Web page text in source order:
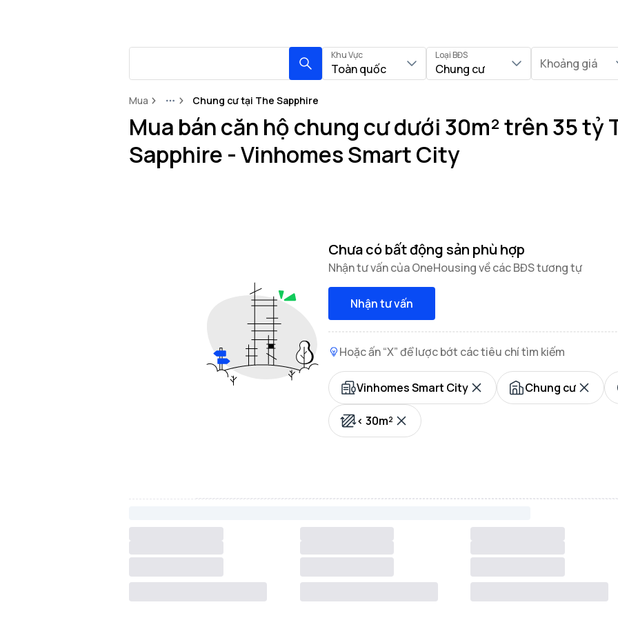
Khu Vực
Toàn quốc
Loại BĐS
Chung cư Khoảng giá
Mua MoreChung cư tại The Sapphire
Mua bán căn hộ chung cư dưới 30m² trên 35 tỷ
Sapphire - Vinhomes Smart City
Chưa có bất động sản phù hợp
Nhận tư vấn của OneHousing về các BĐS tương tự
Nhận tư vấn
Hoặc ấn “X” để lược bớt các tiêu chí tìm kiếm
Vinhomes Smart City Chung cư
< 30m²